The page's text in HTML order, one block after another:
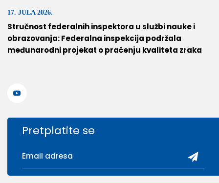
17. JULA 2026.
Stručnost federalnih inspektora u službi nauke i
obrazovanja: Federalna inspekcija podržala
međunarodni projekat o praćenju kvaliteta zraka
Pretplatite se